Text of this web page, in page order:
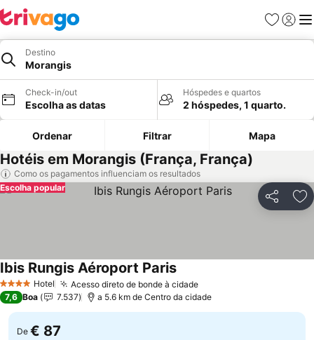
Favoritos
Iniciar
Destino
Morangis
Check-in/out
Escolha as datas
Hóspedes e quartos
2 hóspedes, 1 quarto.
Ordenar Filtrar Mapa
Hotéis em Morangis (França, França)
Como os pagamentos influenciam os resultados
Partilhar
Escolha popular
4 EstrelasHotel Acesso direto de bonde à cidade
Ibis Rungis Aéroport Paris
7,6 Boa 7.537 a 5.6 km de Centro da cidade
De € 87